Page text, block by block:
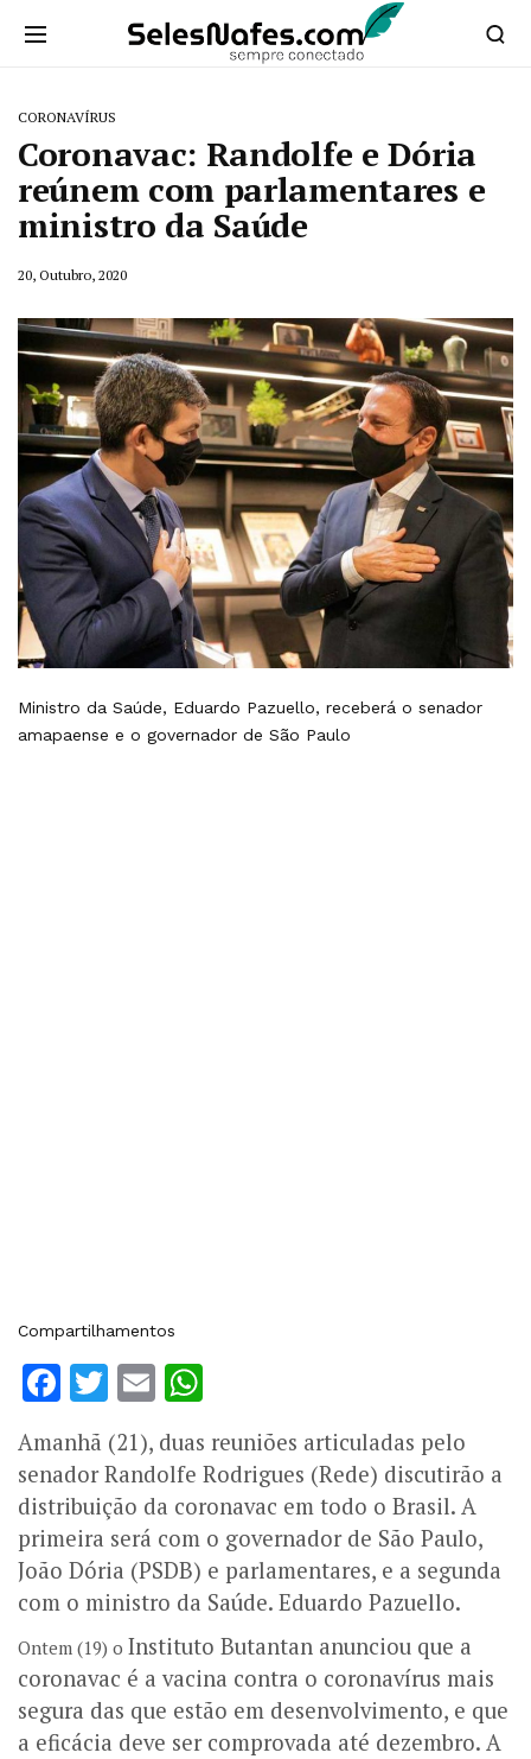
CORONAVÍRUS
Coronavac: Randolfe e Dória
reúnem com parlamentares e
ministro da Saúde
20, Outubro, 2020
Ministro da Saúde, Eduardo Pazuello, receberá o senador
amapaense e o governador de São Paulo
Compartilhamentos
Facebook
Twitter
Email
Amanhã (21), duas reuniões articuladas pelo
senador Randolfe Rodrigues (Rede) discutirão a
distribuição da coronavac em todo o Brasil. A
primeira será com o governador de São Paulo,
João Dória (PSDB) e parlamentares, e a segunda
com o ministro da Saúde. Eduardo Pazuello.
Ontem (19) o Instituto Butantan anunciou que a
coronavac é a vacina contra o coronavírus mais
segura das que estão em desenvolvimento, e que
a eficácia deve ser comprovada até dezembro. A